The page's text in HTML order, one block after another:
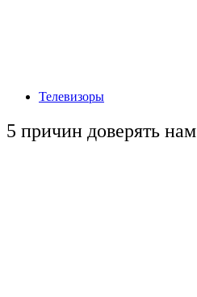
Телевизоры
5 причин доверять нам